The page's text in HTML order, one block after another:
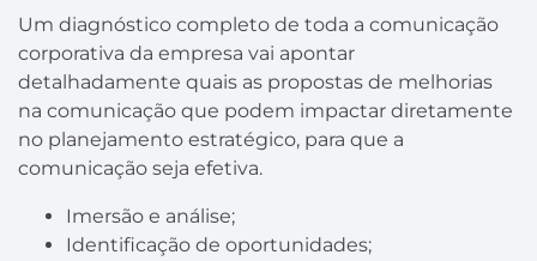
Um diagnóstico completo de toda a comunicação
corporativa da empresa vai apontar
detalhadamente quais as propostas de melhorias
na comunicação que podem impactar diretamente
no planejamento estratégico, para que a
comunicação seja efetiva.
Imersão e análise;
Identificação de oportunidades;